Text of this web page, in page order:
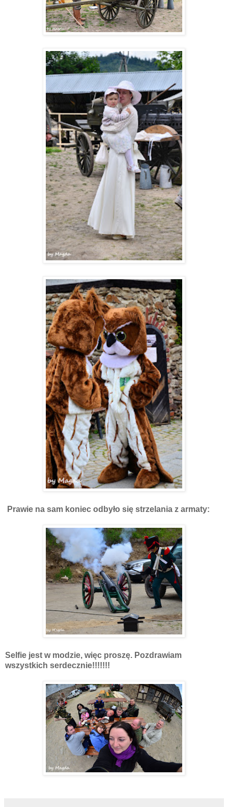
Prawie na sam koniec odbyło się strzelania z armaty:
Selfie jest w modzie, więc proszę. Pozdrawiam
wszystkich serdecznie!!!!!!!